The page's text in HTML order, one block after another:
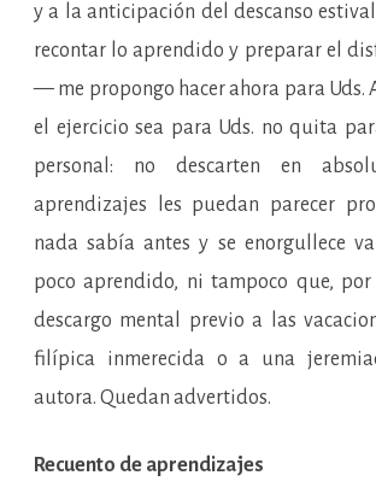
y a la anticipación del descanso
recontar lo aprendido y preparar el
— me propongo hacer ahora para Uds.
el ejercicio sea para Uds. no quita
personal: no descarten en
aprendizajes les puedan parecer
nada sabía antes y se enorgullece
poco aprendido, ni tampoco que, por
descargo mental previo a las
filípica inmerecida o a una
autora. Quedan advertidos.
Recuento de aprendizajes